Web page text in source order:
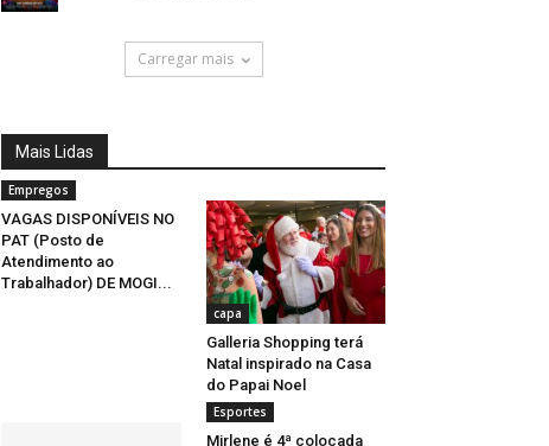
Carregar mais
Mais Lidas
Empregos
VAGAS DISPONÍVEIS NO
PAT (Posto de
Atendimento ao
Trabalhador) DE MOGI...
capa
Galleria Shopping terá
Natal inspirado na Casa
do Papai Noel
Esportes
Mirlene é 4ª colocada